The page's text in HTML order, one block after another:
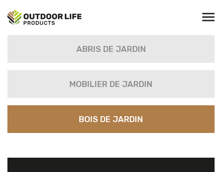
ABRIS DE JARDIN
MOBILIER DE JARDIN
BOIS DE JARDIN